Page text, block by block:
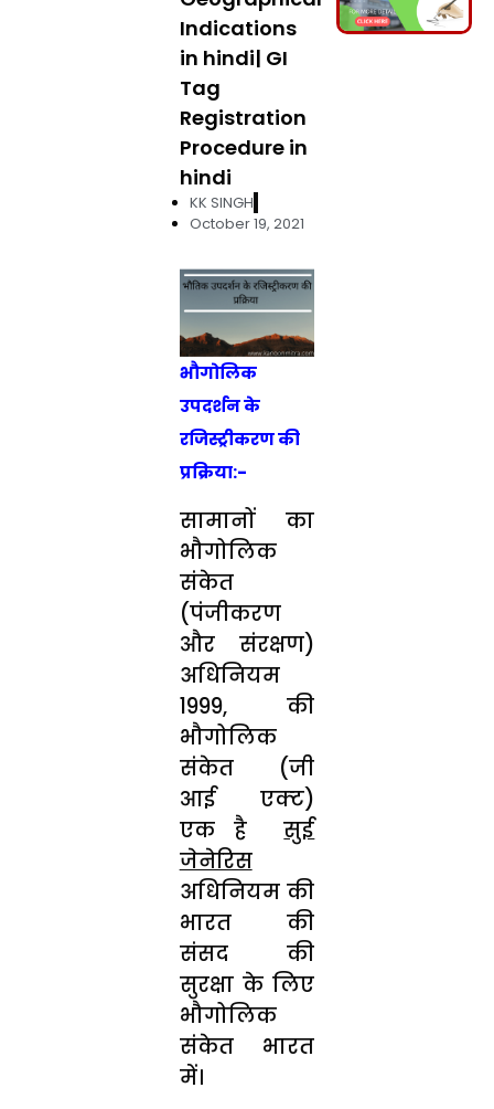
Indications
in hindi| GI
Tag
Registration
Procedure in
hindi
KK SINGH
October 19, 2021
भौगोलिक
उपदर्शन के
रजिस्‍ट्रीकरण की
प्रक्रिया:-
सामानों का
भौगोलिक
संकेत
(पंजीकरण
और संरक्षण)
अधिनियम
1999, की
भौगोलिक
संकेत (जी
आई एक्‍ट)
एक हैसुई
जेनेरिस
अधिनियम की
भारत की
संसद की
सुरक्षा के लिए
भौगोलिक
संकेत भारत
में।